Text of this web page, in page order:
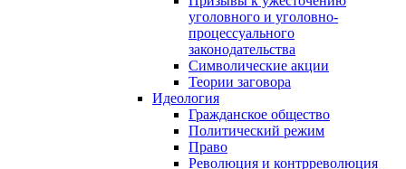
уголовного и уголовно-
процессуального
законодательства
Символические акции
Теории заговора
Идеология
Гражданское общество
Политический режим
Право
Революция и контрреволюция